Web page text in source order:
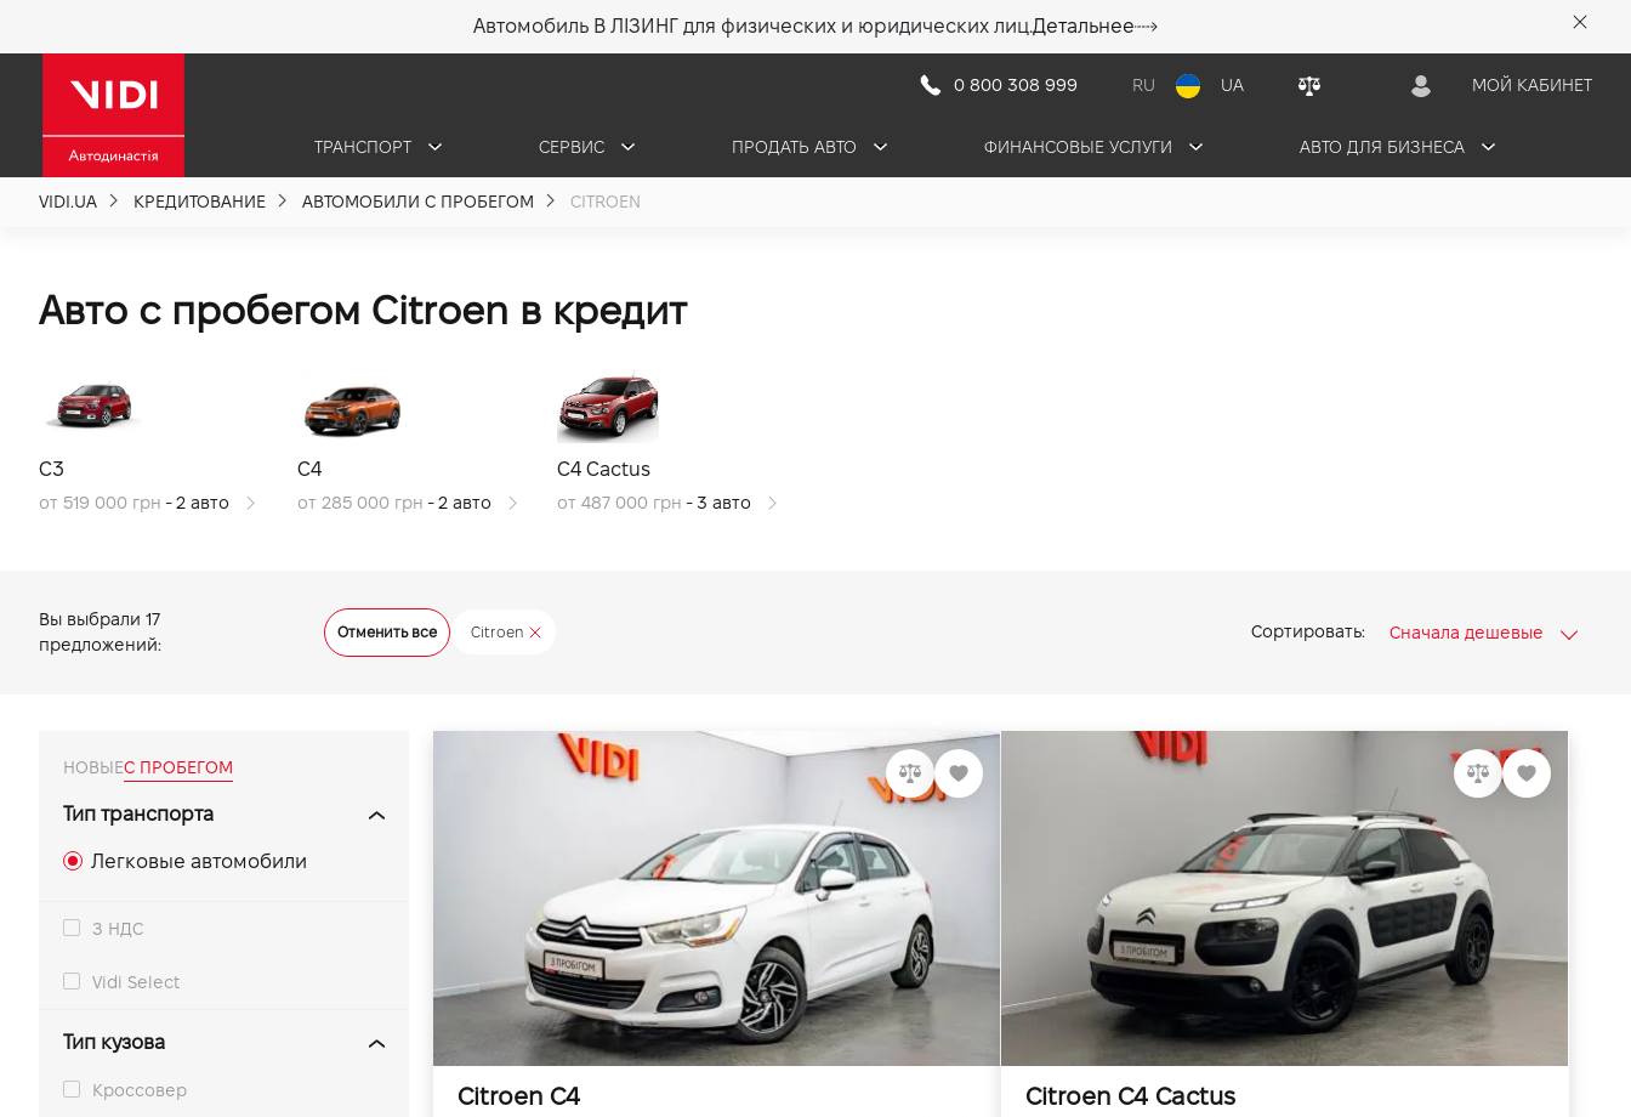
Автомобиль В ЛІЗИНГ для физических и юридических лиц.Детальнее
0 800 308 999 RU UA МОЙ КАБИНЕТ
ТРАНСПОРТ СЕРВИС ПРОДАТЬ АВТО ФИНАНСОВЫЕ УСЛУГИ АВТО ДЛЯ БИЗНЕСА
VIDI.UA КРЕДИТОВАНИЕ АВТОМОБИЛИ С ПРОБЕГОМ CITROEN
Авто с пробегом Citroen в кредит
C3
от 519 000 грн - 2 авто
C4
от 285 000 грн - 2 авто
C4 Cactus
от 487 000 грн - 3 авто
Вы выбрали 17
предложений:
Отменить все Citroen Сортировать: Сначала дешевые
НОВЫЕС ПРОБЕГОМ
Тип транспорта
Легковые автомобили
З НДС
Vidi Select
Тип кузова
Кроссовер Citroen C4 Citroen C4 Cactus
О компании
Новости
Политика качества
Контакты